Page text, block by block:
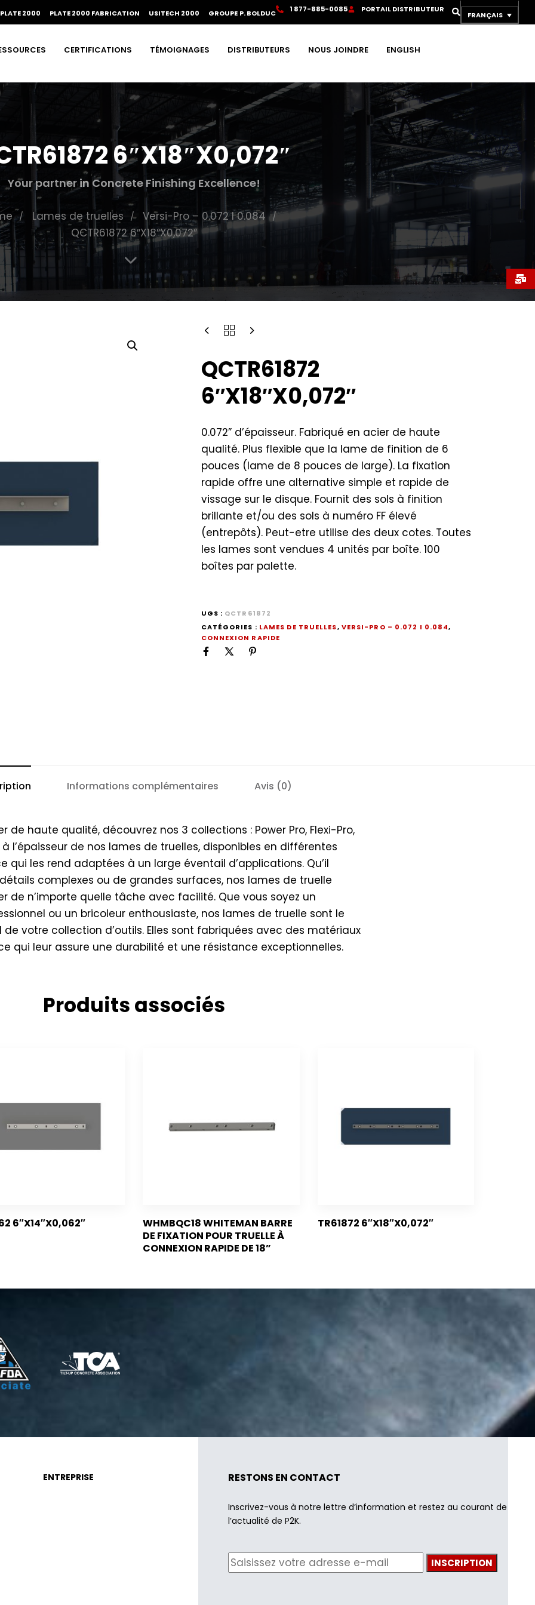
PLATE 2000 PLATE 2000 FABRICATION USITECH 2000 GROUPE P. BOLDUC 1 877-885-0085 PORTAILDISTRIBUTEUR
FRANÇAIS
CERTIFICATIONS TÉMOIGNAGES DISTRIBUTEURS NOUS JOINDRE ENGLISH
6″X18″X0,072″
Your partner in Concrete Finishing Excellence!
Lames de truelles
Versi-Pro – 0.072 I 0.084
QCTR61872 6″X18″X0,072″
QCTR61872
6″X18″X0,072″
0.072” d’épaisseur. Fabriqué en acier de haute
qualité. Plus flexible que la lame de finition de 6
pouces (lame de 8 pouces de large). La fixation
rapide offre une alternative simple et rapide de
vissage sur le disque. Fournit des sols à finition
brillante et/ou des sols à numéro FF élevé
(entrepôts). Peut-etre utilise des deux cotes. Toutes
les lames sont vendues 4 unités par boîte. 100
boîtes par palette.
UGS : QCTR61872
CATÉGORIES : LAMES DE TRUELLES, VERSI-PRO – 0.072 I 0.084,
CONNEXION RAPIDE
Informations complémentaires Avis (0)
de haute qualité, découvrez nos 3 collections : Power Pro, Flexi-Pro,
l’épaisseur de nos lames de truelles, disponibles en différentes
qui les rend adaptées à un large éventail d’applications. Qu’il
complexes ou de grandes surfaces, nos lames de truelle
de n’importe quelle tâche avec facilité. Que vous soyez un
ou un bricoleur enthousiaste, nos lames de truelle sont le
votre collection d’outils. Elles sont fabriquées avec des matériaux
qui leur assure une durabilité et une résistance exceptionnelles.
Produits associés
6″X14″X0,062″
WHMBQC18 WHITEMAN BARRE
DE FIXATION POUR TRUELLE À
CONNEXION RAPIDE DE 18”
TR61872 6″X18″X0,072″
ENTREPRISE RESTONS EN CONTACT
Inscrivez-vous à notre lettre d’information et restez au courant de
l’actualité de P2K.